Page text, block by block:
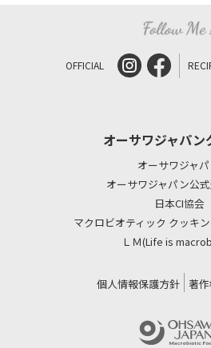
OFFICIAL
オーサワジャパン
オーサワジャ
オーサワジャパン公
日本CI協会
マクロビオティック クッキ
ＬＭ(Life is
個人情報保護方針 著